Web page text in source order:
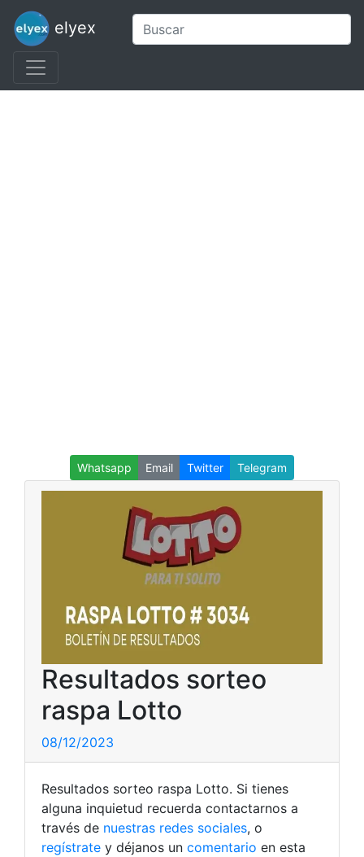
elyex
Whatsapp Email Twitter Telegram
Resultados sorteo
raspa Lotto
08/12/2023
Resultados sorteo raspa Lotto. Si tienes
alguna inquietud recuerda contactarnos a
través de nuestras redes sociales, o
regístrate y déjanos un comentario en esta